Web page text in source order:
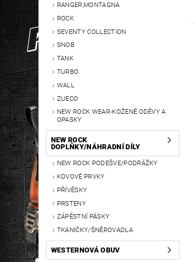
RANGER,MONTAGNA
ROCK
SEVENTY COLLECTION
SNOB
TANK
TURBO
WALL
ZUECO
NEW ROCK WEAR-KOŽENÉ ODĚVY A
OPASKY
NEW ROCK
DOPLŇKY/NÁHRADNÍ DÍLY
NEW ROCK PODEŠVE/PODRÁŽKY
KOVOVÉ PRVKY
PŘÍVĚSKY
PRSTENY
ZÁPĚSTNÍ PÁSKY
TKANIČKY/ŠNĚROVADLA
WESTERNOVÁ OBUV